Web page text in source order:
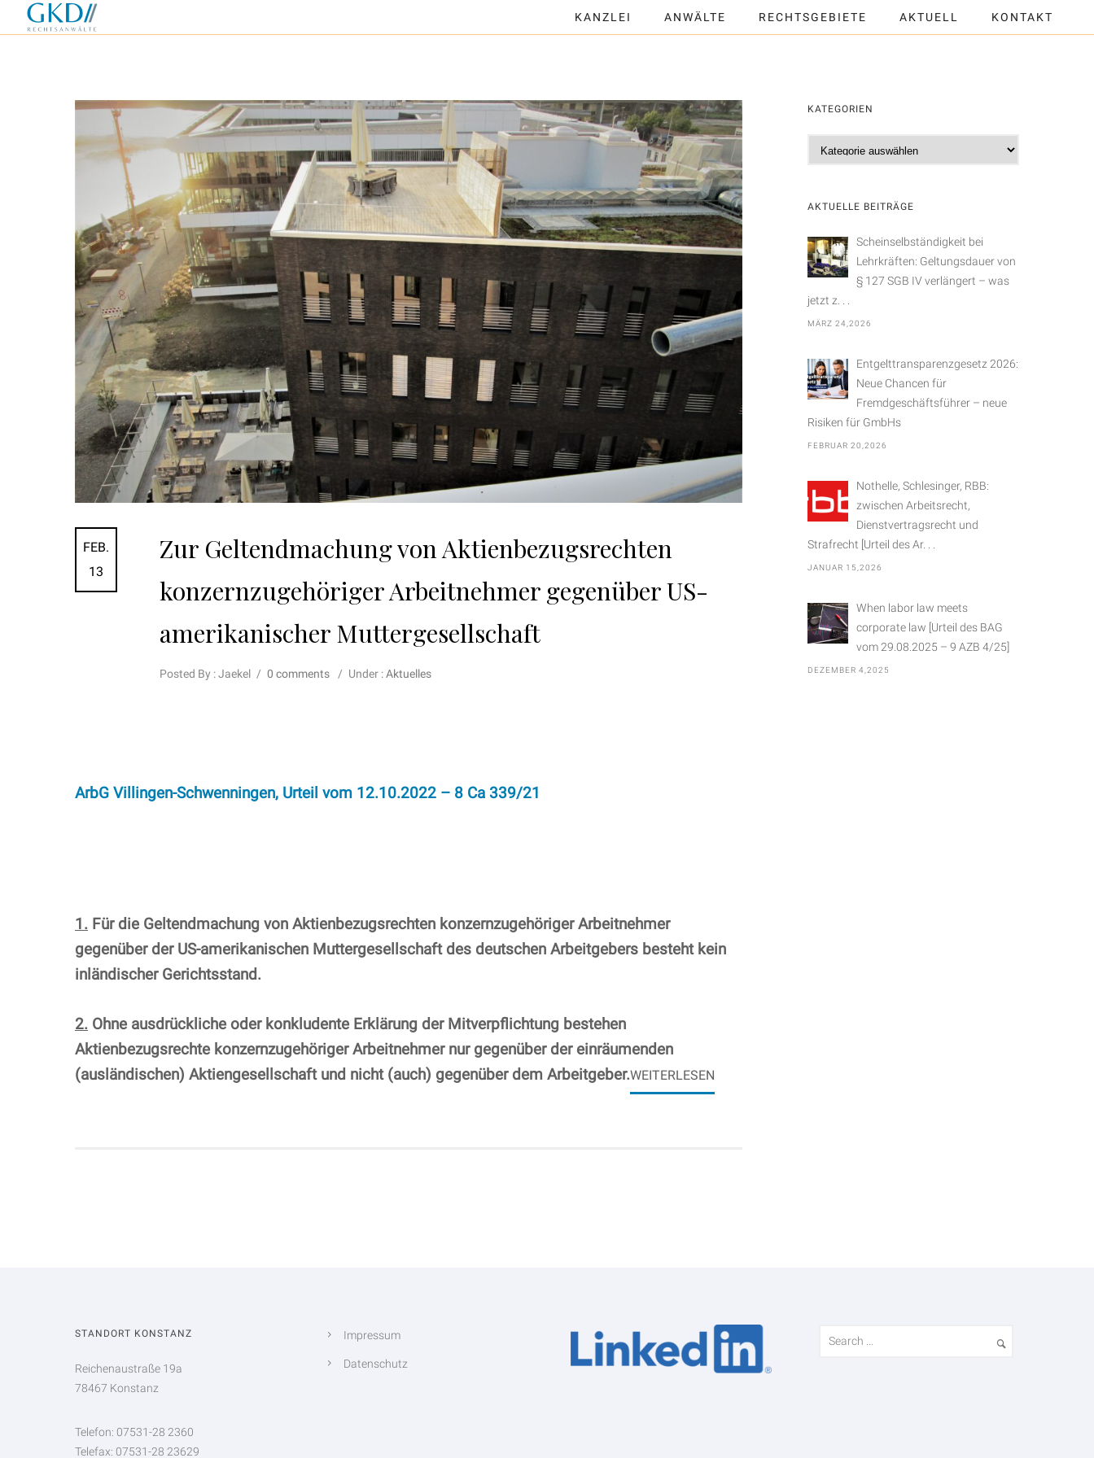
KANZLEI ANWÄLTE RECHTSGEBIETE AKTUELL KONTAKT
FEB.
13
Zur Geltendmachung von Aktienbezugsrechten
konzernzugehöriger Arbeitnehmer gegenüber US-
amerikanischer Muttergesellschaft
Posted By : Jaekel / 0 comments / Under :Aktuelles
ArbG Villingen-Schwenningen, Urteil vom 12.10.2022 – 8 Ca 339/21
1. Für die Geltendmachung von Aktienbezugsrechten konzernzugehöriger Arbeitnehmer
gegenüber der US-amerikanischen Muttergesellschaft des deutschen Arbeitgebers besteht kein
inländischer Gerichtsstand.
2. Ohne ausdrückliche oder konkludente Erklärung der Mitverpflichtung bestehen
Aktienbezugsrechte konzernzugehöriger Arbeitnehmer nur gegenüber der einräumenden
(ausländischen) Aktiengesellschaft und nicht (auch) gegenüber dem Arbeitgeber.WEITERLESEN
KATEGORIEN
a
e
o
r
i
e
n
AKTUELLE BEITRÄGE
Scheinselbständigkeit bei
Lehrkräften: Geltungsdauer von
§ 127 SGB IV verlängert – was
jetzt z. . .
MÄRZ 24,2026
Entgelttransparenzgesetz 2026:
Neue Chancen für
Fremdgeschäftsführer – neue
Risiken für GmbHs
FEBRUAR 20,2026
Nothelle, Schlesinger, RBB:
zwischen Arbeitsrecht,
Dienstvertragsrecht und
Strafrecht [Urteil des Ar. . .
JANUAR 15,2026
When labor law meets
corporate law [Urteil des BAG
vom 29.08.2025 – 9 AZB 4/25]
DEZEMBER 4,2025
STANDORT KONSTANZ
Reichenaustraße 19a
78467 Konstanz
Telefon: 07531-28 2360
Telefax: 07531-28 23629
Impressum
Datenschutz